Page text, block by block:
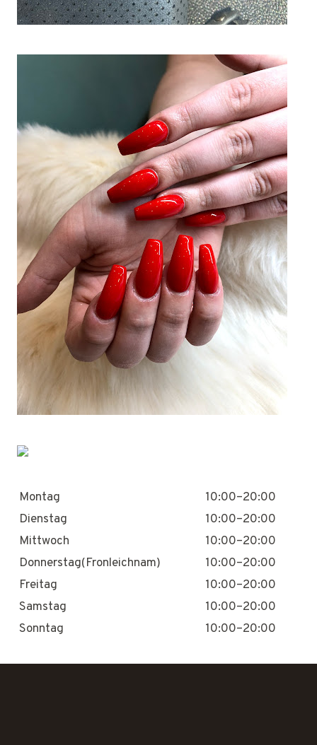
Montag
10:00–20:00
Dienstag
10:00–20:00
Mittwoch
10:00–20:00
Donnerstag(Fronleichnam)
10:00–20:00
Freitag
10:00–20:00
Samstag
10:00–20:00
Sonntag
10:00–20:00